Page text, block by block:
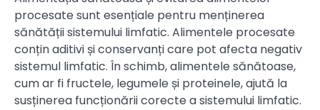
procesate sunt esențiale pentru menținerea
sănătății sistemului limfatic. Alimentele procesate
conțin aditivi și conservanți care pot afecta negativ
sistemul limfatic. În schimb, alimentele sănătoase,
cum ar fi fructele, legumele și proteinele, ajută la
susținerea funcționării corecte a sistemului limfatic.